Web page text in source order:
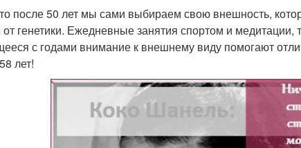
после 50 лет мы сами выбираем свою внешность,
генетики. Ежедневные занятия спортом и
с годами внимание к внешнему виду помогают
лет!